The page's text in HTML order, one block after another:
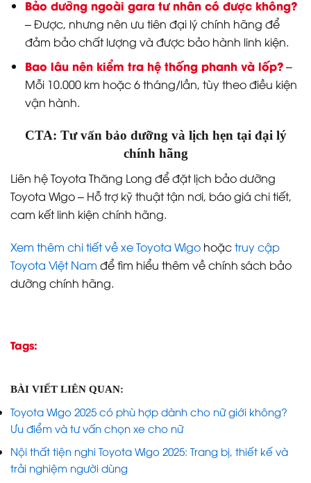
Bảo dưỡng định kỳ đúng chuẩn giúp Wigo bền bỉ và
Wigo có bảo hành bao lâu?– Toyota Wigo được
bảo hành chính hãng 3 năm hoặc 100.000 km, tùy
điều kiện nào đến trước.
Thay nhớt định kỳ cho Wigo bao nhiêu tiền? –
Giá thay nhớt khoảng 450.000 – 700.000 đồng tùy
loại nhớt và lọc đi kèm.
Bảo dưỡng ngoài gara tư nhân có được không?
– Được, nhưng nên ưu tiên đại lý chính hãng để
Bao lâu nên kiểm tra hệ thống phanh và lốp?
Mỗi 10.000 km hoặc 6 tháng/lần, tùy theo điều kiện
vận hành.
Toyota Wigo – Hỗ trợ kỹ thuật tận nơi, báo giá chi tiết,
Xem thêm chi tiết về xe Toyota Wigo
Toyota Việt Nam để tìm hiểu thêm về chính sách bảo
dưỡng chính hãng.